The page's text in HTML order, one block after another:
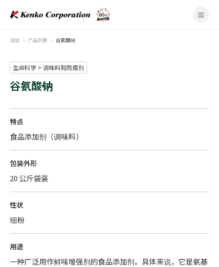
顶级 产品列表 谷氨酸钠
生命科学 > 调味料和防腐剂
谷氨酸钠
特点
食品添加剂（调味料）
包装外形
20 公斤袋装
性状
细粉
用途
一种广泛用作鲜味增强剂的食品添加剂。具体来说，它是氨基